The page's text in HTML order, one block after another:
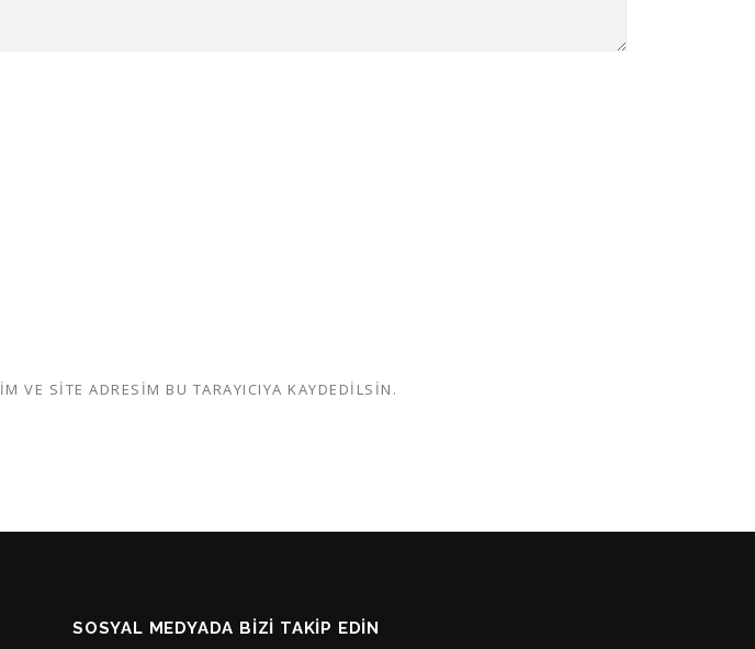
VE SITE ADRESIM BU TARAYICIYA KAYDEDILSIN.
SOSYAL MEDYADA BIZI TAKIP EDIN